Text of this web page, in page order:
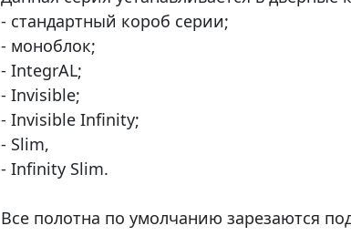
- стандартный короб серии;
- моноблок;
- IntegrAL;
- Invisible;
- Invisible Infinity;
- Slim,
- Infinity Slim.
Все полотна по умолчанию зарезаются